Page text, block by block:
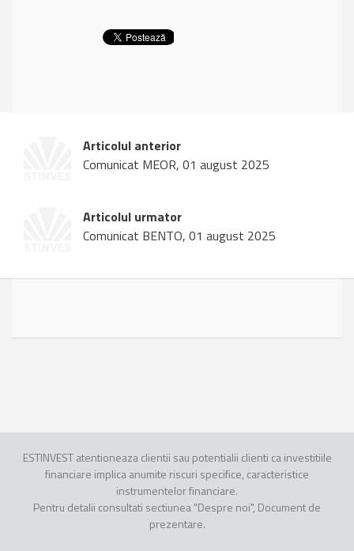
Articolul anterior
Comunicat MEOR, 01 august 2025
Articolul urmator
Comunicat BENTO, 01 august 2025
ESTINVEST atentioneaza clientii sau potentialii clienti ca investitiile
financiare implica anumite riscuri specifice, caracteristice
instrumentelor financiare.
Pentru detalii consultati sectiunea "Despre noi", Document de
prezentare.